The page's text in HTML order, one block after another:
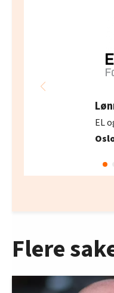
EL
Flere